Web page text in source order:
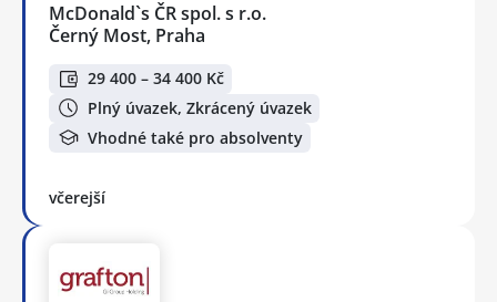
McDonald`s ČR spol. s r.o.
Černý Most, Praha
29 400 – 34 400 Kč
Plný úvazek, Zkrácený úvazek
Vhodné také pro absolventy
včerejší